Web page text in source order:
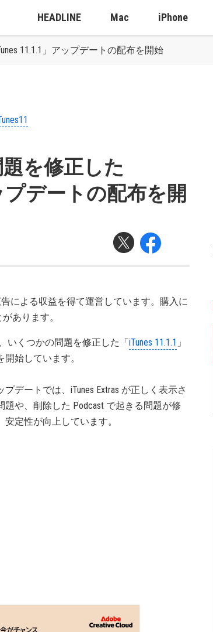
HEADLINE Mac iPhone
11.1.1」アップデートの配布を開始
を修正した
プデートの配布を開
による収益を得て運営しています。購入に
あります。
いくつかの問題を修正した「iTunes 11.1.1 」
開始しています。
プデートでは、iTunes Extras が正しく表示さ
題や、削除した Podcast で起きる問題が修
安定性が向上しています。